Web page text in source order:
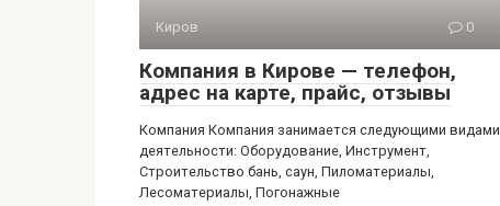
Киров 0
Компания в Кирове — телефон,
адрес на карте, прайс, отзывы
Компания Компания занимается следующими видами
деятельности: Оборудование, Инструмент,
Строительство бань, саун, Пиломатериалы,
Лесоматериалы, Погонажные